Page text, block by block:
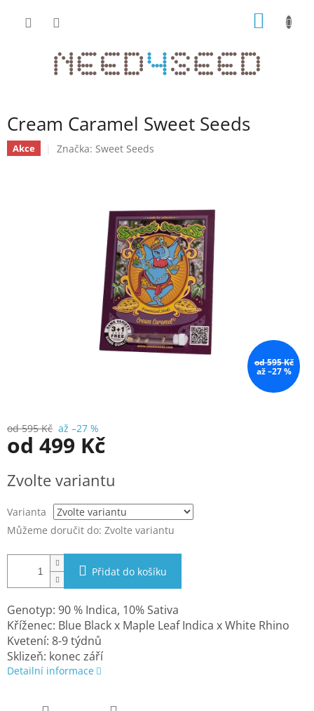
Cream Caramel Sweet Seeds
Akce Značka: Sweet Seeds
od 595 Kč
až –27 %
od 595 Kč až –27 %
od 499 Kč
cena:
Zvolte variantu
Varianta
Můžeme doručit do: Zvolte variantu
Přidat do košíku
Genotyp: 90 % Indica, 10% Sativa
Kříženec: Blue Black x Maple Leaf Indica x White Rhino
Kvetení: 8-9 týdnů
Sklizeň: konec září
Detailní informace